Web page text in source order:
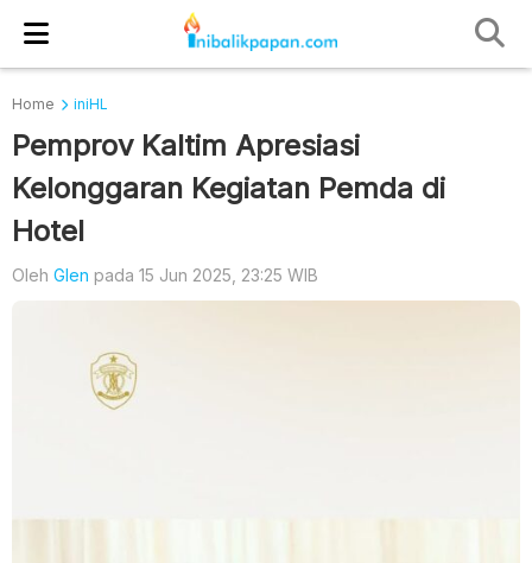
Home iniHL
Pemprov Kaltim Apresiasi
Kelonggaran Kegiatan Pemda di
Hotel
Oleh Glen pada 15 Jun 2025, 23:25 WIB